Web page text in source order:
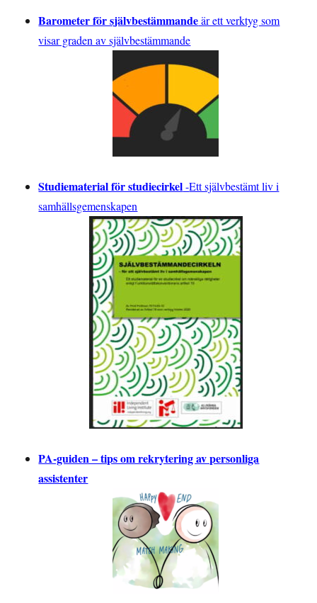
Barometer för självbestämmandeär ett verktyg som
visar graden av självbestämmande
Studiematerial för studiecirkel-Ett självbestämt liv i
samhällsgemenskapen
PA-guiden – tips om rekrytering av personliga
assistenter